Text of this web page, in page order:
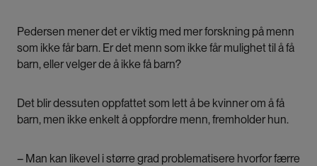
Pedersen mener det er viktig med mer forskning på menn
som ikke får barn. Er det menn som ikke får mulighet til å få
barn, eller velger de å ikke få barn?
Det blir dessuten oppfattet som lett å be kvinner om å få
barn, men ikke enkelt å oppfordre menn, fremholder hun.
– Man kan likevel i større grad problematisere hvorfor færre